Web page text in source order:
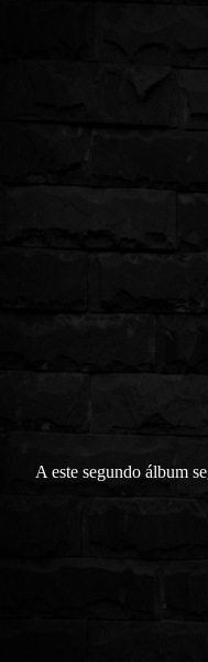
A este segundo álbum